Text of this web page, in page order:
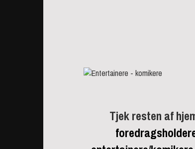
Tjek resten af